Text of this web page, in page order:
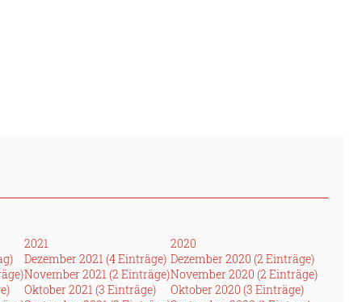
2021
Dezember 2021 (4 Einträge)
November 2021 (2 Einträge)
Oktober 2021 (3 Einträge)
2020
Dezember 2020 (2 Einträge)
November 2020 (2 Einträge)
Oktober 2020 (3 Einträge)